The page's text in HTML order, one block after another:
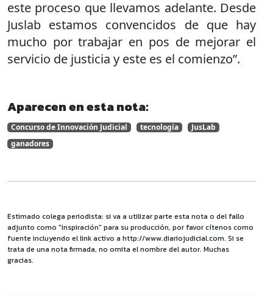
este proceso que llevamos adelante. Desde
Juslab estamos convencidos de que hay
mucho por trabajar en pos de mejorar el
servicio de justicia y este es el comienzo”.
Aparecen en esta nota:
Concurso de Innovación Judicial tecnología
JusLab
ganadores
Estimado colega periodista: si va a utilizar parte esta nota o del fallo
adjunto como "inspiración" para su producción, por favor cítenos como
fuente incluyendo el link activo a http://www.diariojudicial.com. Si se
trata de una nota firmada, no omita el nombre del autor. Muchas
gracias.